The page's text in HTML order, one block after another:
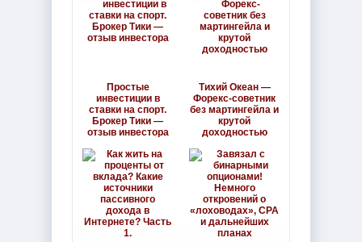
Простые
инвестиции в
ставки на спорт.
Брокер Тики —
отзыв инвестора
Тихий Океан —
Форекс-советник
без мартингейла и
крутой
доходностью